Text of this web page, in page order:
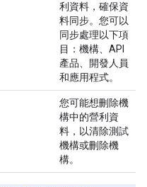
利資料，確保資
料同步。您可以
同步處理以下項
目：機構、API
產品、開發人員
和應用程式。
您可能想刪除機
構中的營利資
料，以清除測試
機構或刪除機
構。